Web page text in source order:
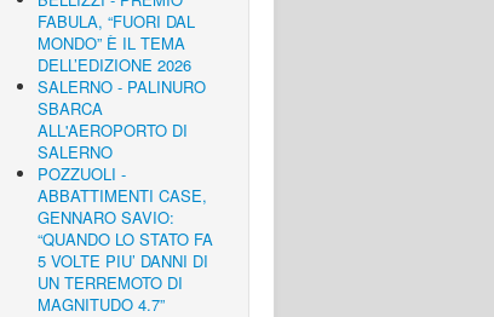
FABULA, “FUORI DAL
MONDO” È IL TEMA
DELL’EDIZIONE 2026
SALERNO - PALINURO
SBARCA
ALL'AEROPORTO DI
SALERNO
POZZUOLI -
ABBATTIMENTI CASE,
GENNARO SAVIO:
“QUANDO LO STATO FA
5 VOLTE PIU’ DANNI DI
UN TERREMOTO DI
MAGNITUDO 4.7”